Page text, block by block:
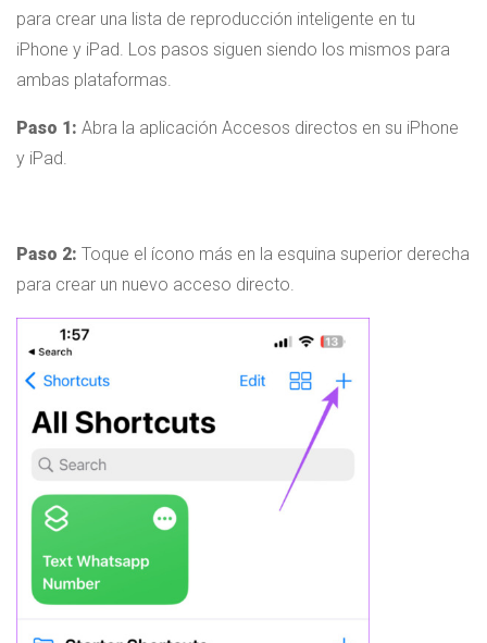
para crear una lista de reproducción inteligente en tu
iPhone y iPad. Los pasos siguen siendo los mismos para
ambas plataformas.
Paso 1: Abra la aplicación Accesos directos en su iPhone
y iPad.
Paso 2: Toque el ícono más en la esquina superior derecha
para crear un nuevo acceso directo.